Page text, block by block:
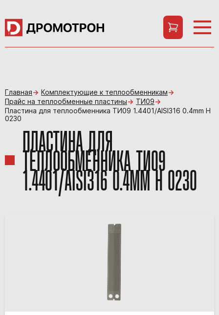
Главная
Комплектующие к теплообменникам
Прайс на теплообменные пластины
ТИ09
Пластина для теплообменника ТИ09 1.4401/AISI316 0.4mm H
0230
ПЛАСТИНА ДЛЯ
ТЕПЛООБМЕННИКА ТИ09
1.4401/AISI316 0.4MM H 0230